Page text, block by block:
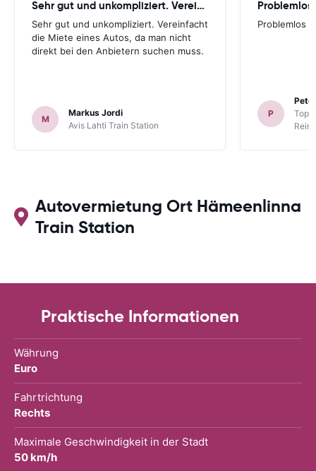
Sehr gut und unkompliziert. Vereinfacht
Sehr gut und unkompliziert. Vereinfacht
die Miete eines Autos, da man nicht
direkt bei den Anbietern suchen muss.
M
Markus Jordi
Avis Lahti Train Station
Problemlos
Problemlos
P
Autovermietung Ort Hämeenlinna
Train Station
Praktische Informationen
Währung
Euro
Fahrtrichtung
Rechts
Maximale Geschwindigkeit in der Stadt
50 km/h